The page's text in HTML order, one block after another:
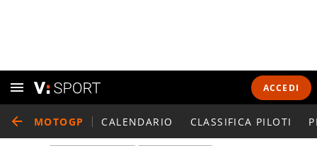
ACCEDI
MOTOGP CALENDARIO CLASSIFICA PILOTI